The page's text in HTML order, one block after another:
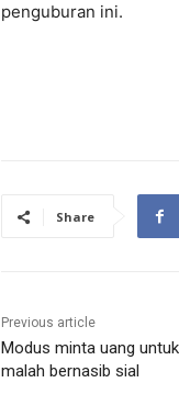
penguburan ini.
Share
Previous article
Modus minta uang
malah bernasib sial